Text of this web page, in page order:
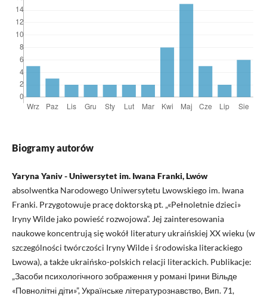
Biogramy autorów
Yaryna Yaniv - Uniwersytet im. Iwana Franki, Lwów
absolwentka Narodowego Uniwersytetu Lwowskiego im. Iwana
Franki. Przygotowuje pracę doktorską pt. „«Pełnoletnie dzieci»
Iryny Wilde jako powieść rozwojowa”. Jej zainteresowania
naukowe koncentrują się wokół literatury ukraińskiej XX wieku (w
szczególności twórczości Iryny Wilde i środowiska literackiego
Lwowa), a także ukraińsko-polskich relacji literackich. Publikacje:
„Засоби психологічного зображення у романі Ірини Вільде
«Повнолітні діти»”, Українське літературознавство, Вип. 71,